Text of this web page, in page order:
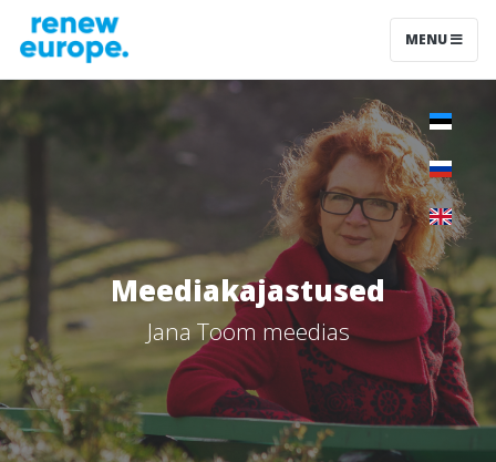
MENU
Meediakajastused
Jana Toom meedias